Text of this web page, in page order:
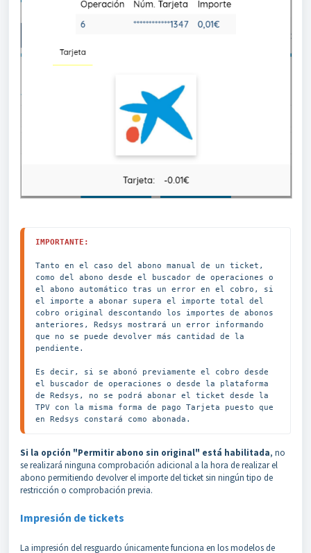
IMPORTANTE:
Tanto en el caso del abono manual de un ticket,
como del abono desde el buscador de operaciones o
el abono automático tras un error en el cobro, si
el importe a abonar supera el importe total del
cobro original descontando los importes de abonos
anteriores, Redsys mostrará un error informando
que no se puede devolver más cantidad de la
pendiente.
Es decir, si se abonó previamente el cobro desde
el buscador de operaciones o desde la plataforma
de Redsys, no se podrá abonar el ticket desde la
TPV con la misma forma de pago Tarjeta puesto que
en Redsys constará como abonada.
Si la opción "Permitir abono sin original" está habilitada, no
se realizará ninguna comprobación adicional a la hora de realizar el
abono permitiendo devolver el importe del ticket sin ningún tipo de
restricción o comprobación previa.
Impresión de tickets
La impresión del resguardo únicamente funciona en los modelos de